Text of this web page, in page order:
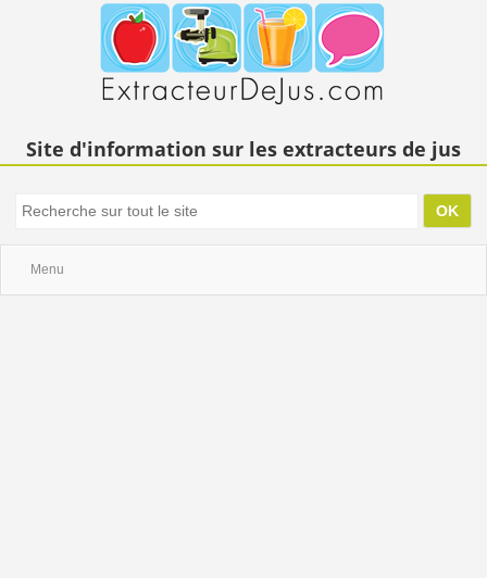
Site d'information sur les extracteurs de jus
Menu